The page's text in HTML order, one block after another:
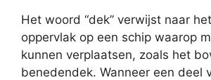
Het woord “dek” verwijst naar
oppervlak op een schip waarop
kunnen verplaatsen, zoals het
benedendek. Wanneer een deel